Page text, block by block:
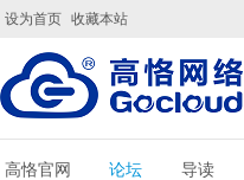
设为首页 收藏本站
高恪官网 论坛 导读